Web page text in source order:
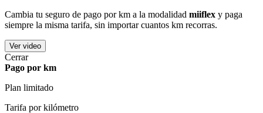
Cambia tu seguro de pago por km a la modalidad miiflex y paga
siempre la misma tarifa, sin importar cuantos km recorras.
Ver video
Cerrar
Pago por km
Plan limitado
Tarifa por kilómetro